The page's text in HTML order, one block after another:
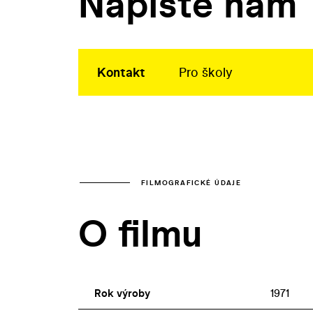
Kontakt Pro školy
FILMOGRAFICKÉ ÚDAJE
O filmu
Rok výroby 1971